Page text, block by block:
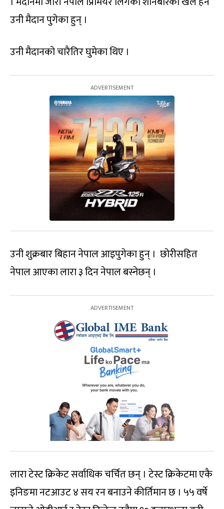
उनी मैदान पुगेका हुन् ।
उनी मैदानको चारैतिर घुमेका थिए ।
उनी शुक्रबार बिहान नेपाल आइपुगेका हुन् । छोरीसहित
नेपाल आएका लारा ३ दिन नेपाल बस्नेछन् ।
लारा टेस्ट क्रिकेट सर्वाधिक चर्चित छन् । टेस्ट क्रिकेटमा एकै
इनिङमा नटआउट ४ सय रन बनाउने कीर्तिमान छ । ५५ वर्षे